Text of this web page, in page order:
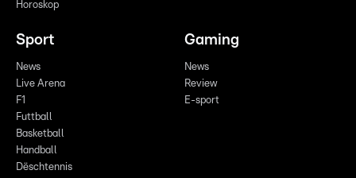
Horoskop
Sport
News
Live Arena
F1
Futtball
Basketball
Handball
Dëschtennis
Gaming
News
Review
E-sport